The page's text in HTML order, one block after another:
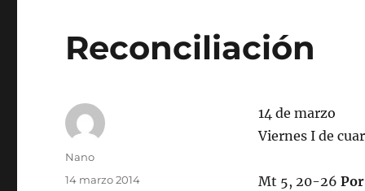
Reconciliación
14 de marzo
Viernes I de
Mt 5, 20-26
Autor
Nano
Publicado
14 marzo 2014